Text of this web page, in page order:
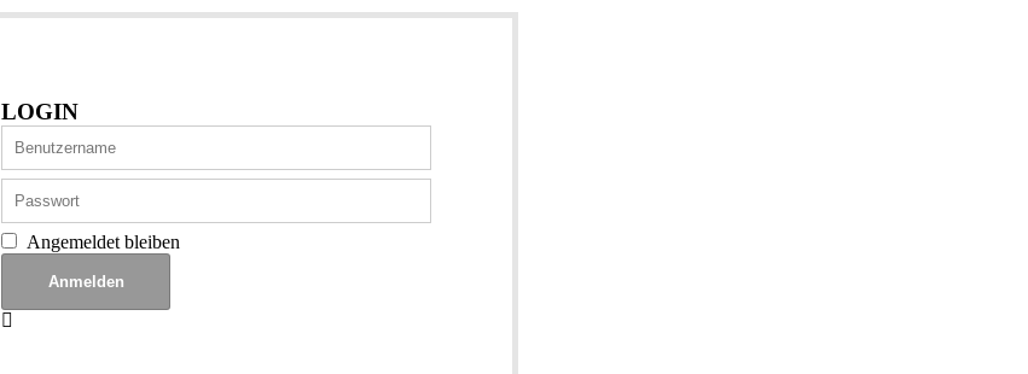
LOGIN
Angemeldet bleiben